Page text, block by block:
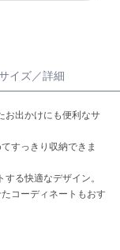
イズ／詳細
お出かけにも便利なサ
すっきり収納できま
る快適なデザイン。
コーディネートもおす